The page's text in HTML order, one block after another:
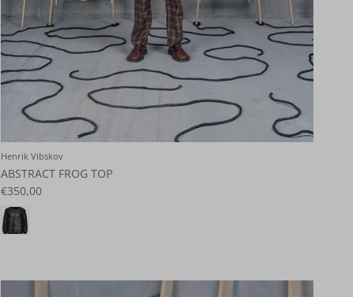
Henrik Vibskov
ABSTRACT FROG TOP
€350,00